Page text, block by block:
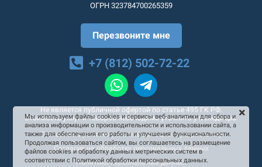
ОГРН 323784700265359
Перезвоните мне
+7 (812) 502-72-22
Не является публичной офертой по статье 495 ГК РФ.
Стоимость услуг и товаров необходимо уточнять у менеджера.
Согласие на рекламную и информационную рассылку
Согласие на обработку персональных данных
Политика персональных данных
Мы используем файлы cookies и сервисы веб-аналитики для сбора и
анализа информации о производительности и использовании сайта, а
также для обеспечения его работы и улучшения функциональности.
Продолжая пользоваться сайтом, вы соглашаетесь на размещение
файлов cookies и обработку данных метрических систем в
соответствии с Политикой обработки персональных данных.